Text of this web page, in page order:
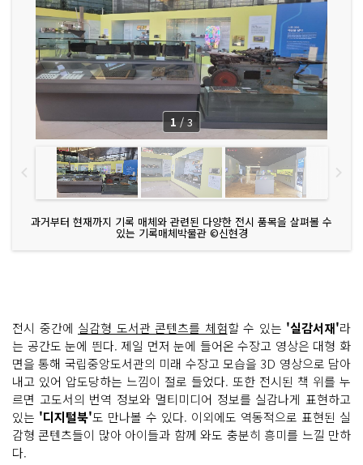
과거부터 현재까지 기록 매체와 관련된 다양한 전시 품목을 살펴볼 수
있는 기록매체박물관 ©신현경
1 / 3
전시 중간에 실감형 도서관 콘텐츠를 체험할 수 있는 '실감서재'라
는 공간도 눈에 띈다. 제일 먼저 눈에 들어온 수장고 영상은 대형 화
면을 통해 국립중앙도서관의 미래 수장고 모습을 3D 영상으로 담아
내고 있어 압도당하는 느낌이 절로 들었다. 또한 전시된 책 위를 누
르면 고도서의 번역 정보와 멀티미디어 정보를 실감나게 표현하고
있는 '디지털북'도 만나볼 수 있다. 이외에도 역동적으로 표현된 실
감형 콘텐츠들이 많아 아이들과 함께 와도 충분히 흥미를 느낄 만하
다.